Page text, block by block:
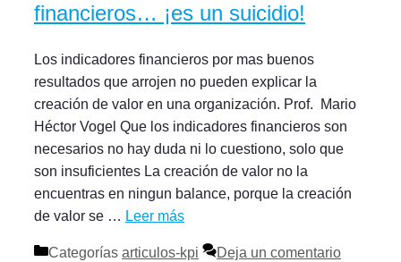
financieros… ¡es un suicidio!
Los indicadores financieros por mas buenos
resultados que arrojen no pueden explicar la
creación de valor en una organización. Prof. Mario
Héctor Vogel Que los indicadores financieros son
necesarios no hay duda ni lo cuestiono, solo que
son insuficientes La creación de valor no la
encuentras en ningun balance, porque la creación
de valor se … Leer más
Categorías articulos-kpi Deja un comentario